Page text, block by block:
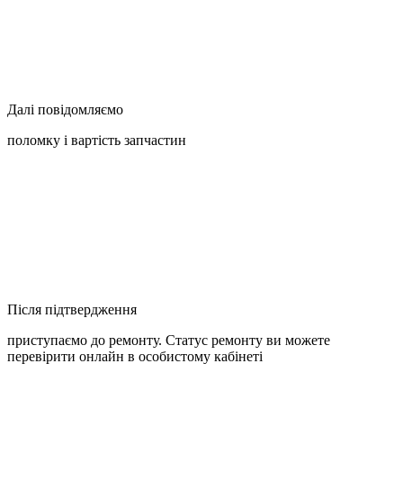
Далі повідомляємо
поломку і вартість запчастин
Після підтвердження
приступаємо до ремонту. Статус ремонту ви можете
перевірити онлайн в особистому кабінеті